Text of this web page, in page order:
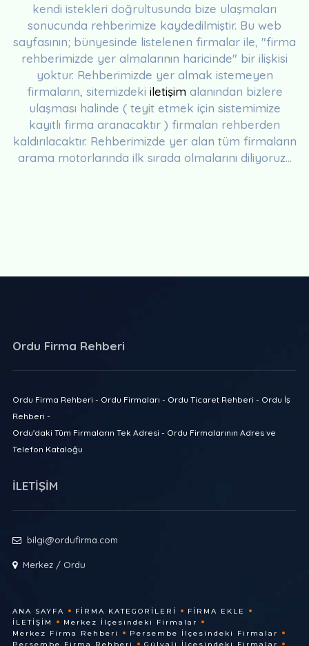
kendi istekleri doğrultusunda bize ulaşmaları
sonucunda rehberimize kaydedilmiştir. Bu web
sayfasının; bünyesinde listelenen firmalar ile, "firma
rehberimizde yer almalarının haricinde" bir ilişkisi
yoktur. Rehberimizde yer almak istemeyen
firmaların, sitemizdeki iletişim alanından bizlere
ulaşması halinde ( teyit etmek için sistemimize
kayıtlı firma aranacaktır ) firmaları rehberden
kaldırılacaktır. Rehberimizde yer alan tüm firmaların
arama motorlarında ilk sırada olmalarını diliyoruz...
Ordu Firma Rehberi
Ordu Firma Rehberi - Ordu Firmaları - Ordu Ticaret Rehberi - Ordu İş
Rehberi -
Ordu'daki Tüm Firmaların Tek Adresi - Ordu Firmalarının Adres ve
Telefon Kataloğu
İLETİŞİM
bilgi@ordufirma.com
Merkez / Ordu
ANA SAYFA FIRMA KATEGORILERI
FIRMA EKLE
İLETIŞIM
Merkez İlçesindeki Firmalar
Merkez Firma Rehberi
Persembe İlçesindeki Firmalar
Persembe Firma Rehberi
Gülyali İlçesindeki Firmalar